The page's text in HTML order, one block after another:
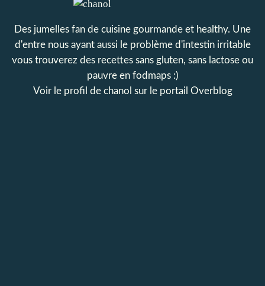
Des jumelles fan de cuisine gourmande et healthy. Une
d'entre nous ayant aussi le problème d'intestin irritable
vous trouverez des recettes sans gluten, sans lactose ou
pauvre en fodmaps :)
Voir le profil de chanol sur le portail Overblog